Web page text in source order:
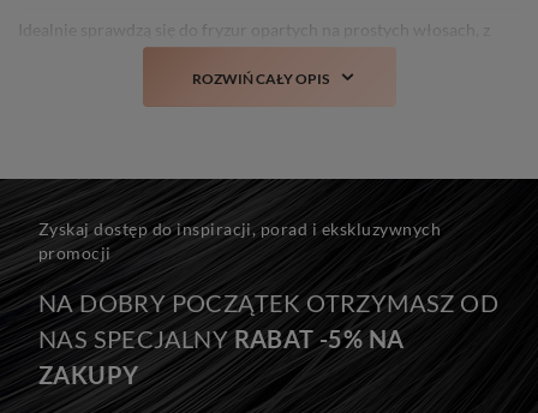
Idealnie sprawdzą się do fryzur opartych na prostych włosach, z
ROZWIŃ CAŁY OPIS
Zyskaj dostęp do inspiracji, porad i ekskluzywnych
promocji
NA DOBRY POCZĄTEK OTRZYMASZ OD
NAS SPECJALNYRABAT -5% NA
ZAKUPY